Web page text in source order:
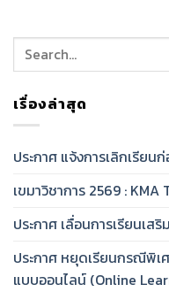
เรื่องล่าสุด
ประกาศ แจ้งการเลิกเรียน
เขมาวิชาการ 2569 :
ประกาศ เลื่อนการเรียนเสริ
ประกาศ หยุดเรียนกรณีพิเ
แบบออนไลน์ (Online